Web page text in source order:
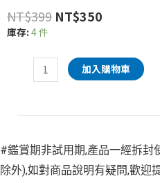
NT$399 NT$350
庫存: 4 件
加入購物車
#鑑賞期非試用期,產品一經拆封
除外),如對商品說明有疑問,歡迎